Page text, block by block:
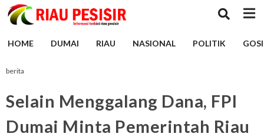
HOME DUMAI RIAU NASIONAL POLITIK
berita
Selain Menggalang Dana, FPI
Dumai Minta Pemerintah Riau